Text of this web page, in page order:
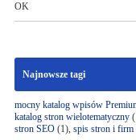
OK
Najnowsze tagi
mocny katalog wpisów
katalog stron wielotematyczny
stron SEO(1), spis stron i